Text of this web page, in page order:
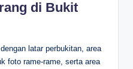
di Bukit
latar perbukitan, area
foto rame-rame, serta area